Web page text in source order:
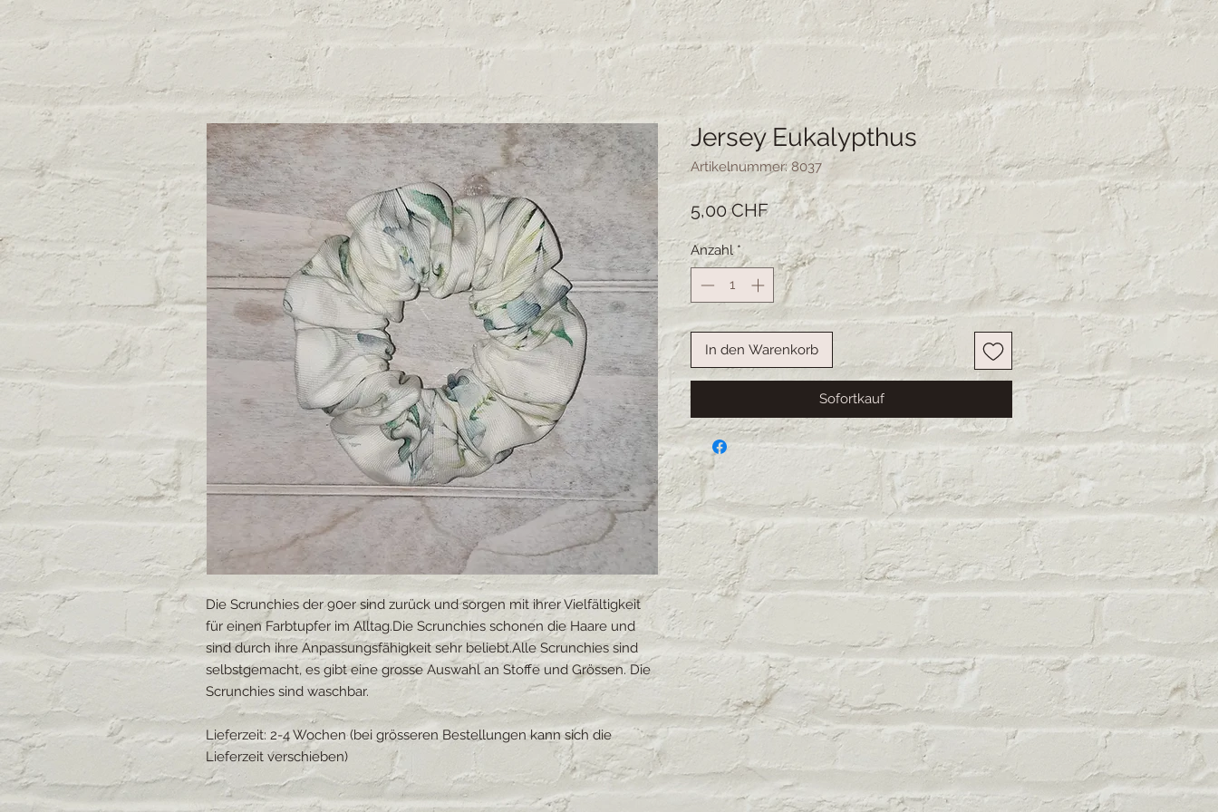
Die Scrunchies der 90er sind zurück und sorgen mit ihrer Vielfältigkeit
für einen Farbtupfer im Alltag.Die Scrunchies schonen die Haare und
sind durch ihre Anpassungsfähigkeit sehr beliebt.Alle Scrunchies sind
selbstgemacht, es gibt eine grosse Auswahl an Stoffe und Grössen. Die
Scrunchies sind waschbar.
Lieferzeit: 2-4 Wochen (bei grösseren Bestellungen kann sich die
Lieferzeit verschieben)
Jersey Eukalypthus
Artikelnummer: 8037
5,00 CHFPreis
Anzahl *
In den Warenkorb
Sofortkauf